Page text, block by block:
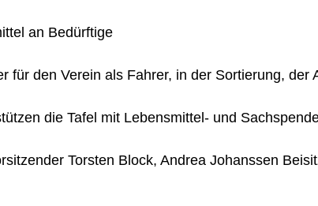
an Bedürftige
für den Verein als Fahrer, in der Sortierung, der
die Tafel mit Lebensmittel- und
Torsten Block, Andrea Johanssen